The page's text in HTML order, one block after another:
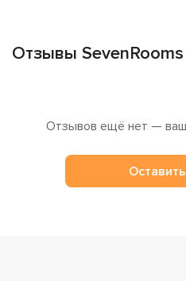
Отзывы SevenRooms
Отзывов ещё нет —